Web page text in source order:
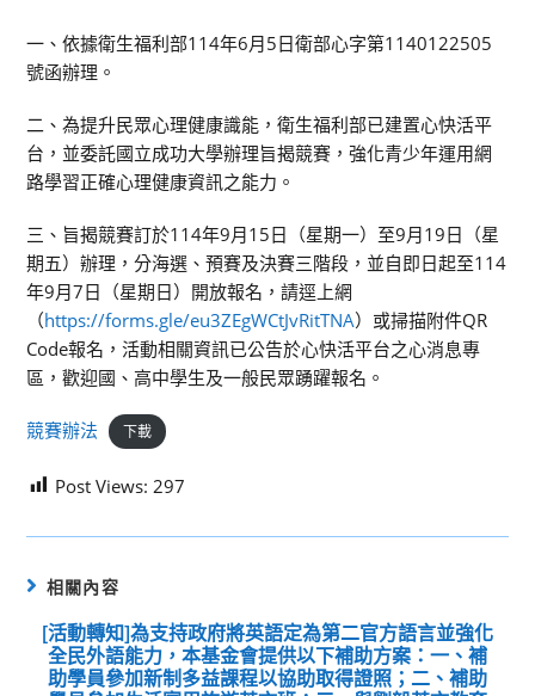
一、依據衛生福利部114年6月5日衛部心字第1140122505
號函辦理。
二、為提升民眾心理健康識能，衛生福利部已建置心快活平
台，並委託國立成功大學辦理旨揭競賽，強化青少年運用網
路學習正確心理健康資訊之能力。
三、旨揭競賽訂於114年9月15日（星期一）至9月19日（星
期五）辦理，分海選、預賽及決賽三階段，並自即日起至114
年9月7日（星期日）開放報名，請逕上網
（https://forms.gle/eu3ZEgWCtJvRitTNA）或掃描附件QR
Code報名，活動相關資訊已公告於心快活平台之心消息專
區，歡迎國、高中學生及一般民眾踴躍報名。
競賽辦法 下載
Post Views: 297
相關內容
[活動轉知]為支持政府將英語定為第二官方語言並強化
全民外語能力，本基金會提供以下補助方案：一、補
助學員參加新制多益課程以協助取得證照；二、補助